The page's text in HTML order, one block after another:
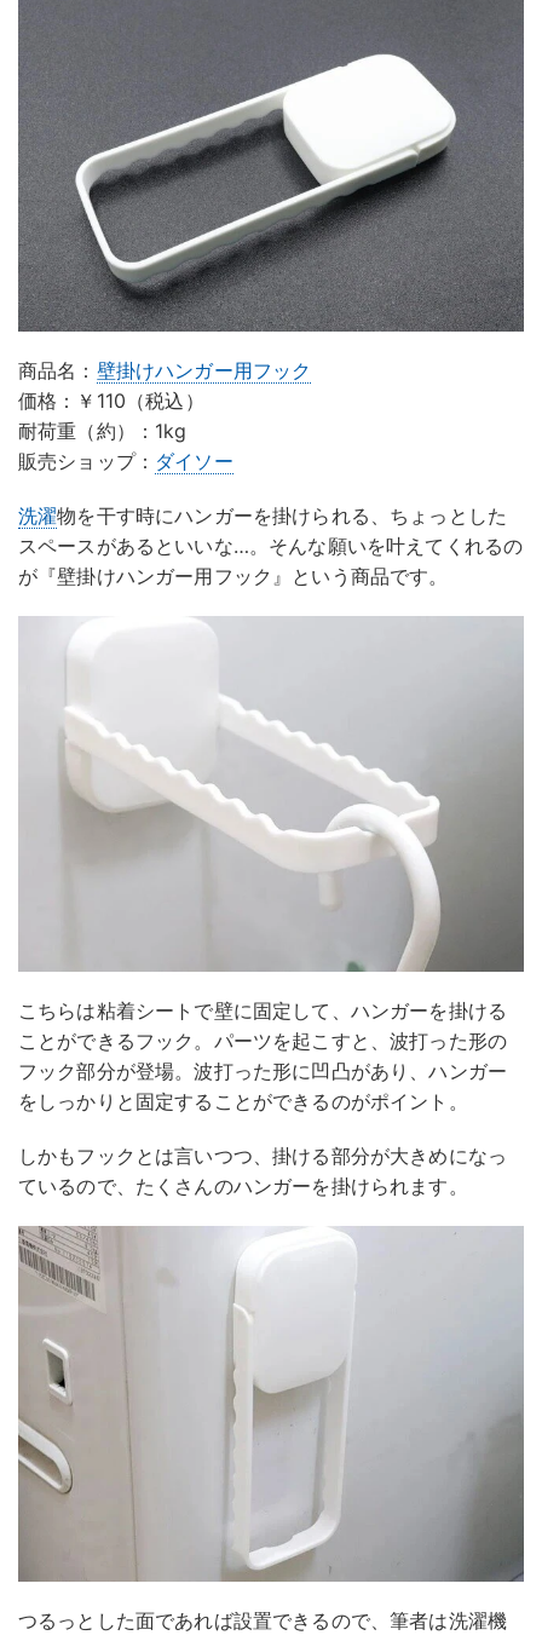
商品名： 壁掛けハンガー用フック
価格：￥110（税込）
耐荷重（約）：1kg
販売ショップ： ダイソー
洗濯物を干す時にハンガーを掛けられる、ちょっとした
スペースがあるといいな…。そんな願いを叶えてくれるの
が『壁掛けハンガー用フック』という商品です。
こちらは粘着シートで壁に固定して、ハンガーを掛ける
ことができるフック。パーツを起こすと、波打った形の
フック部分が登場。波打った形に凹凸があり、ハンガー
をしっかりと固定することができるのがポイント。
しかもフックとは言いつつ、掛ける部分が大きめになっ
ているので、たくさんのハンガーを掛けられます。
つるっとした面であれば設置できるので、筆者は洗濯機